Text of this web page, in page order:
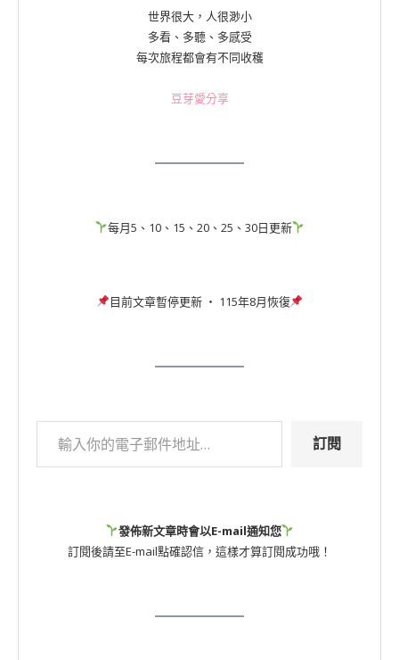
世界很大，人很渺小
多看、多聽、多感受
每次旅程都會有不同收穫
豆芽愛分享
每月5、10、15、20、25、30日更新
目前文章暫停更新 ‧ 115年8月恢復
訂閱
發佈新文章時會以E-mail通知您
訂閱後請至E-mail點確認信，這樣才算訂閱成功哦！